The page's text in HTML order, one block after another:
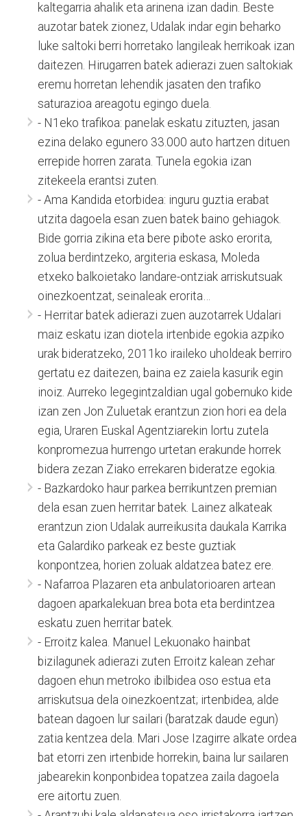
kaltegarria ahalik eta arinena izan dadin. Beste
auzotar batek zionez, Udalak indar egin beharko
luke saltoki berri horretako langileak herrikoak izan
daitezen. Hirugarren batek adierazi zuen saltokiak
eremu horretan lehendik jasaten den trafiko
saturazioa areagotu egingo duela.
- N1eko trafikoa: panelak eskatu zituzten, jasan
ezina delako egunero 33.000 auto hartzen dituen
errepide horren zarata. Tunela egokia izan
zitekeela erantsi zuten.
- Ama Kandida etorbidea: inguru guztia erabat
utzita dagoela esan zuen batek baino gehiagok.
Bide gorria zikina eta bere pibote asko erorita,
zolua berdintzeko, argiteria eskasa, Moleda
etxeko balkoietako landare-ontziak arriskutsuak
oinezkoentzat, seinaleak erorita…
- Herritar batek adierazi zuen auzotarrek Udalari
maiz eskatu izan diotela irtenbide egokia azpiko
urak bideratzeko, 2011ko iraileko uholdeak berriro
gertatu ez daitezen, baina ez zaiela kasurik egin
inoiz. Aurreko legegintzaldian ugal gobernuko kide
izan zen Jon Zuluetak erantzun zion hori ea dela
egia, Uraren Euskal Agentziarekin lortu zutela
konpromezua hurrengo urtetan erakunde horrek
bidera zezan Ziako errekaren bideratze egokia.
- Bazkardoko haur parkea berrikuntzen premian
dela esan zuen herritar batek. Lainez alkateak
erantzun zion Udalak aurreikusita daukala Karrika
eta Galardiko parkeak ez beste guztiak
konpontzea, horien zoluak aldatzea batez ere.
- Nafarroa Plazaren eta anbulatorioaren artean
dagoen aparkalekuan brea bota eta berdintzea
eskatu zuen herritar batek.
- Erroitz kalea. Manuel Lekuonako hainbat
bizilagunek adierazi zuten Erroitz kalean zehar
dagoen ehun metroko ibilbidea oso estua eta
arriskutsua dela oinezkoentzat; irtenbidea, alde
batean dagoen lur sailari (baratzak daude egun)
zatia kentzea dela. Mari Jose Izagirre alkate ordea
bat etorri zen irtenbide horrekin, baina lur sailaren
jabearekin konponbidea topatzea zaila dagoela
ere aitortu zuen.